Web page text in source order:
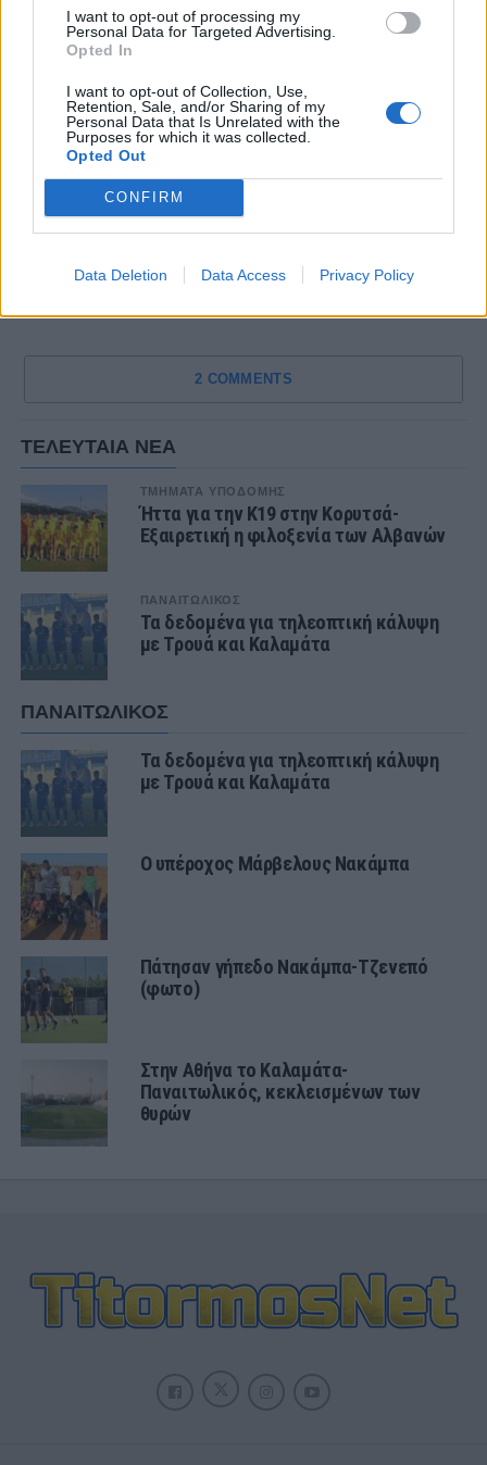
I want to opt-out of processing my
Personal Data for Targeted Advertising.
Opted In
I want to opt-out of Collection, Use,
Retention, Sale, and/or Sharing of my
Personal Data that Is Unrelated with the
Purposes for which it was collected.
Opted Out
CONFIRM
Data Deletion Data Access Privacy Policy
2 COMMENTS
ΤΕΛΕΥΤΑΙΑ ΝΕΑ
ΤΜΗΜΑΤΑ ΥΠΟΔΟΜΗΣ
Ήττα για την Κ19 στην Κορυτσά-
Εξαιρετική η φιλοξενία των Αλβανών
ΠΑΝΑΙΤΩΛΙΚΟΣ
Τα δεδομένα για τηλεοπτική κάλυψη
με Τρουά και Καλαμάτα
ΠΑΝΑΙΤΩΛΙΚΟΣ
Τα δεδομένα για τηλεοπτική κάλυψη
με Τρουά και Καλαμάτα
Ο υπέροχος Μάρβελους Νακάμπα
Πάτησαν γήπεδο Νακάμπα-Τζενεπό
(φωτο)
Στην Αθήνα το Καλαμάτα-
Παναιτωλικός, κεκλεισμένων των
θυρών